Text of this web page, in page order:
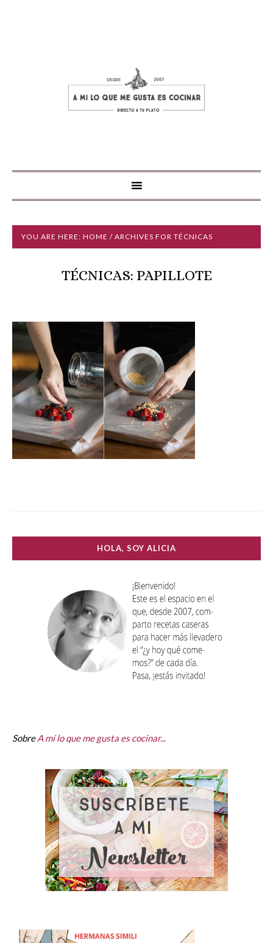
YOU ARE HERE: HOME / ARCHIVES FOR TÉCNICAS
TÉCNICAS: PAPILLOTE
HOLA, SOY ALICIA
SobreA mí lo que me gusta es cocinar...